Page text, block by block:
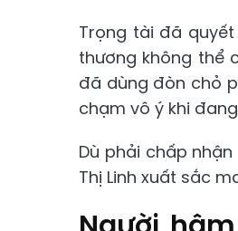
Trọng tài đã
thương không thể
đã dùng đòn chỏ
chạm vô ý khi
Dù phải chấp
Thị Linh xuất sắc